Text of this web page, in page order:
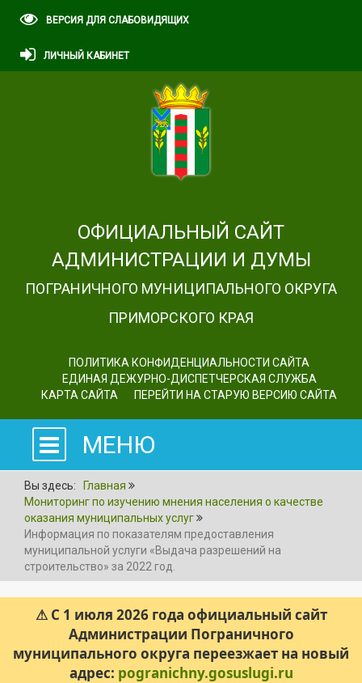
ВЕРСИЯ ДЛЯ СЛАБОВИДЯЩИХ
ЛИЧНЫЙ КАБИНЕТ
ОФИЦИАЛЬНЫЙ САЙТ
АДМИНИСТРАЦИИ И ДУМЫ
ПОГРАНИЧНОГО МУНИЦИПАЛЬНОГО ОКРУГА
ПРИМОРСКОГО КРАЯ
ПОЛИТИКА КОНФИДЕНЦИАЛЬНОСТИ САЙТА
ЕДИНАЯ ДЕЖУРНО-ДИСПЕТЧЕРСКАЯ СЛУЖБА
КАРТА САЙТА
ПЕРЕЙТИ НА СТАРУЮ ВЕРСИЮ САЙТА
МЕНЮ
Вы здесь:
Главная
Мониторинг по изучению мнения населения о качестве
оказания муниципальных услуг
Информация по показателям предоставления
муниципальной услуги «Выдача разрешений на
строительство» за 2022 год.
⚠ С 1 июля 2026 года официальный сайт
Администрации Пограничного
муниципального округа переезжает на новый
адрес: pogranichny.gosuslugi.ru